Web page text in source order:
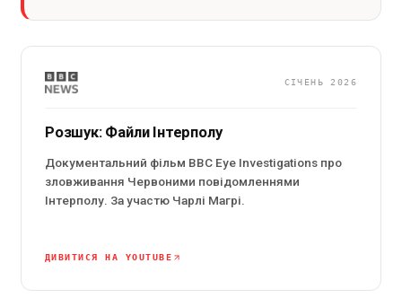
СІЧЕНЬ 2026
Розшук: Файли Інтерполу
Документальний фільм BBC Eye Investigations про
зловживання Червоними повідомленнями
Інтерполу. За участю Чарлі Магрі.
ДИВИТИСЯ НА YOUTUBE